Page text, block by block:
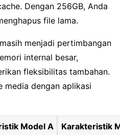
Dengan 256GB, Anda
file lama.
menjadi pertimbangan
internal besar,
fleksibilitas tambahan.
media dengan aplikasi
Model A Karakteristik